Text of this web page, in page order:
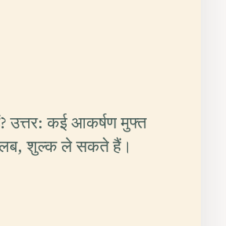
उत्तर: कई आकर्षण मुफ्त
शुल्क ले सकते हैं।